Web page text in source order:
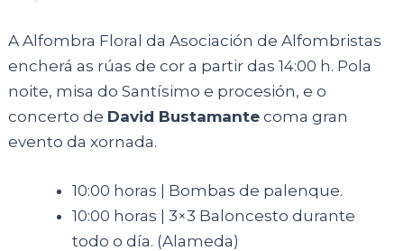
A Alfombra Floral da Asociación de Alfombristas
encherá as rúas de cor a partir das 14:00 h. Pola
noite, misa do Santísimo e procesión, e o
concerto de David Bustamante coma gran
evento da xornada.
10:00 horas | Bombas de palenque.
10:00 horas | 3×3 Baloncesto durante
todo o día. (Alameda)